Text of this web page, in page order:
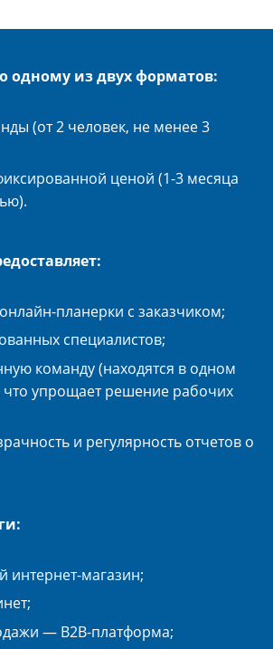
одному из двух форматов:
(от 2 человек, не менее 3
ценой (1-3 месяца
планерки с заказчиком;
специалистов;
команду (находятся в одном
упрощает решение рабочих
и регулярность отчетов о
интернет-магазин;
— B2B-платформа;